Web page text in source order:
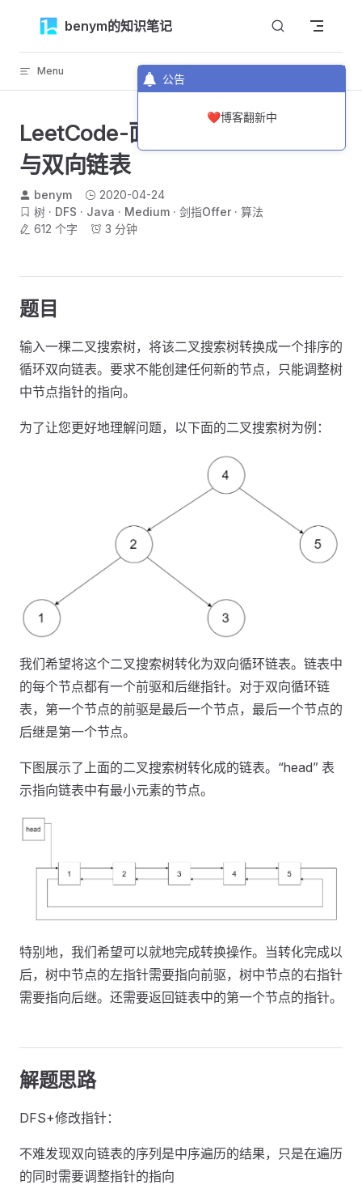
公告
❤️博客翻新中
Skip to contentbenym的知识笔记
Menu 返回顶部
LeetCode-面试题36-二叉搜索树
与双向链表
benym
2020-04-24
树
DFS Java Medium 剑指Offer
算法
612 个字
3 分钟
题目
输入一棵二叉搜索树，将该二叉搜索树转换成一个排序的
循环双向链表。要求不能创建任何新的节点，只能调整树
中节点指针的指向。
为了让您更好地理解问题，以下面的二叉搜索树为例：
我们希望将这个二叉搜索树转化为双向循环链表。链表中
的每个节点都有一个前驱和后继指针。对于双向循环链
表，第一个节点的前驱是最后一个节点，最后一个节点的
后继是第一个节点。
下图展示了上面的二叉搜索树转化成的链表。“head” 表
示指向链表中有最小元素的节点。
特别地，我们希望可以就地完成转换操作。当转化完成以
后，树中节点的左指针需要指向前驱，树中节点的右指针
需要指向后继。还需要返回链表中的第一个节点的指针。
解题思路
DFS+修改指针：
不难发现双向链表的序列是中序遍历的结果，只是在遍历
的同时需要调整指针的指向